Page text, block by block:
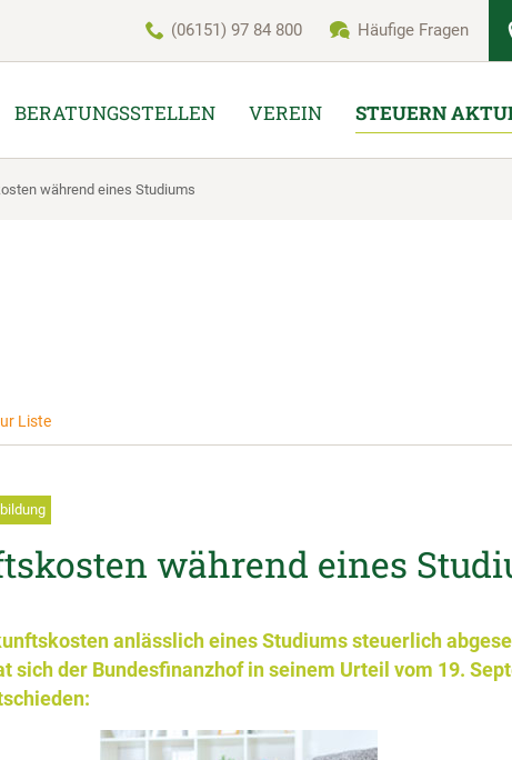
(06151) 97 84 800 Häufige Fragen
BERATUNGSSTELLEN VEREIN STEUERN
während eines Studiums
Liste
während eines
anlässlich eines Studiums steuerlich
sich der Bundesfinanzhof in seinem Urteil vom 19.